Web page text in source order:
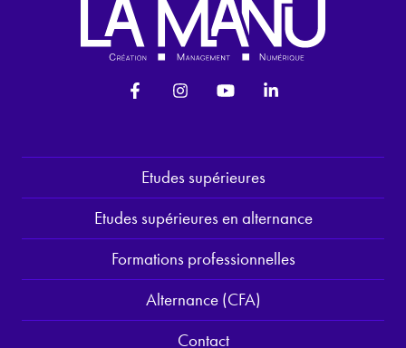
Etudes supérieures
Etudes supérieures en alternance
Formations professionnelles
Alternance (CFA)
Contact